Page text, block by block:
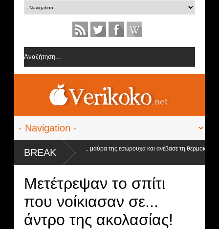
BREAK
Στεργιανού έβαλε τα... μαύρα της εσώρουχα και ανέβασε τη θερμοκρασία
Μετέτρεψαν το σπίτι
που νοίκιασαν σε...
άντρο της ακολασίας!